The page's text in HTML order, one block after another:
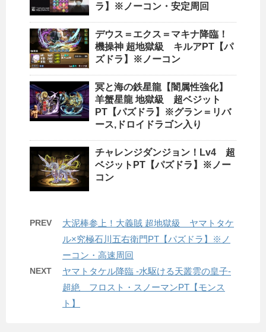
ラ】※ノーコン・安定周回
デウス＝エクス＝マキナ降臨！
機操神 超地獄級 キルアPT【パ
ズドラ】※ノーコン
冥と海の鉄星龍【闇属性強化】
羊蟹星龍 地獄級 超ベジット
PT【パズドラ】※グラン＝リバ
ース,ドロイドラゴン入り
チャレンジダンジョン！Lv4 超
ベジットPT【パズドラ】※ノー
コン
PREV
大泥棒参上！大義賊 超地獄級 ヤマトタケ
ル×究極石川五右衛門PT【パズドラ】※ノ
ーコン・高速周回
NEXT
ヤマトタケル降臨 -水駆ける天叢雲の皇子-
超絶 フロスト・スノーマンPT【モンス
ト】